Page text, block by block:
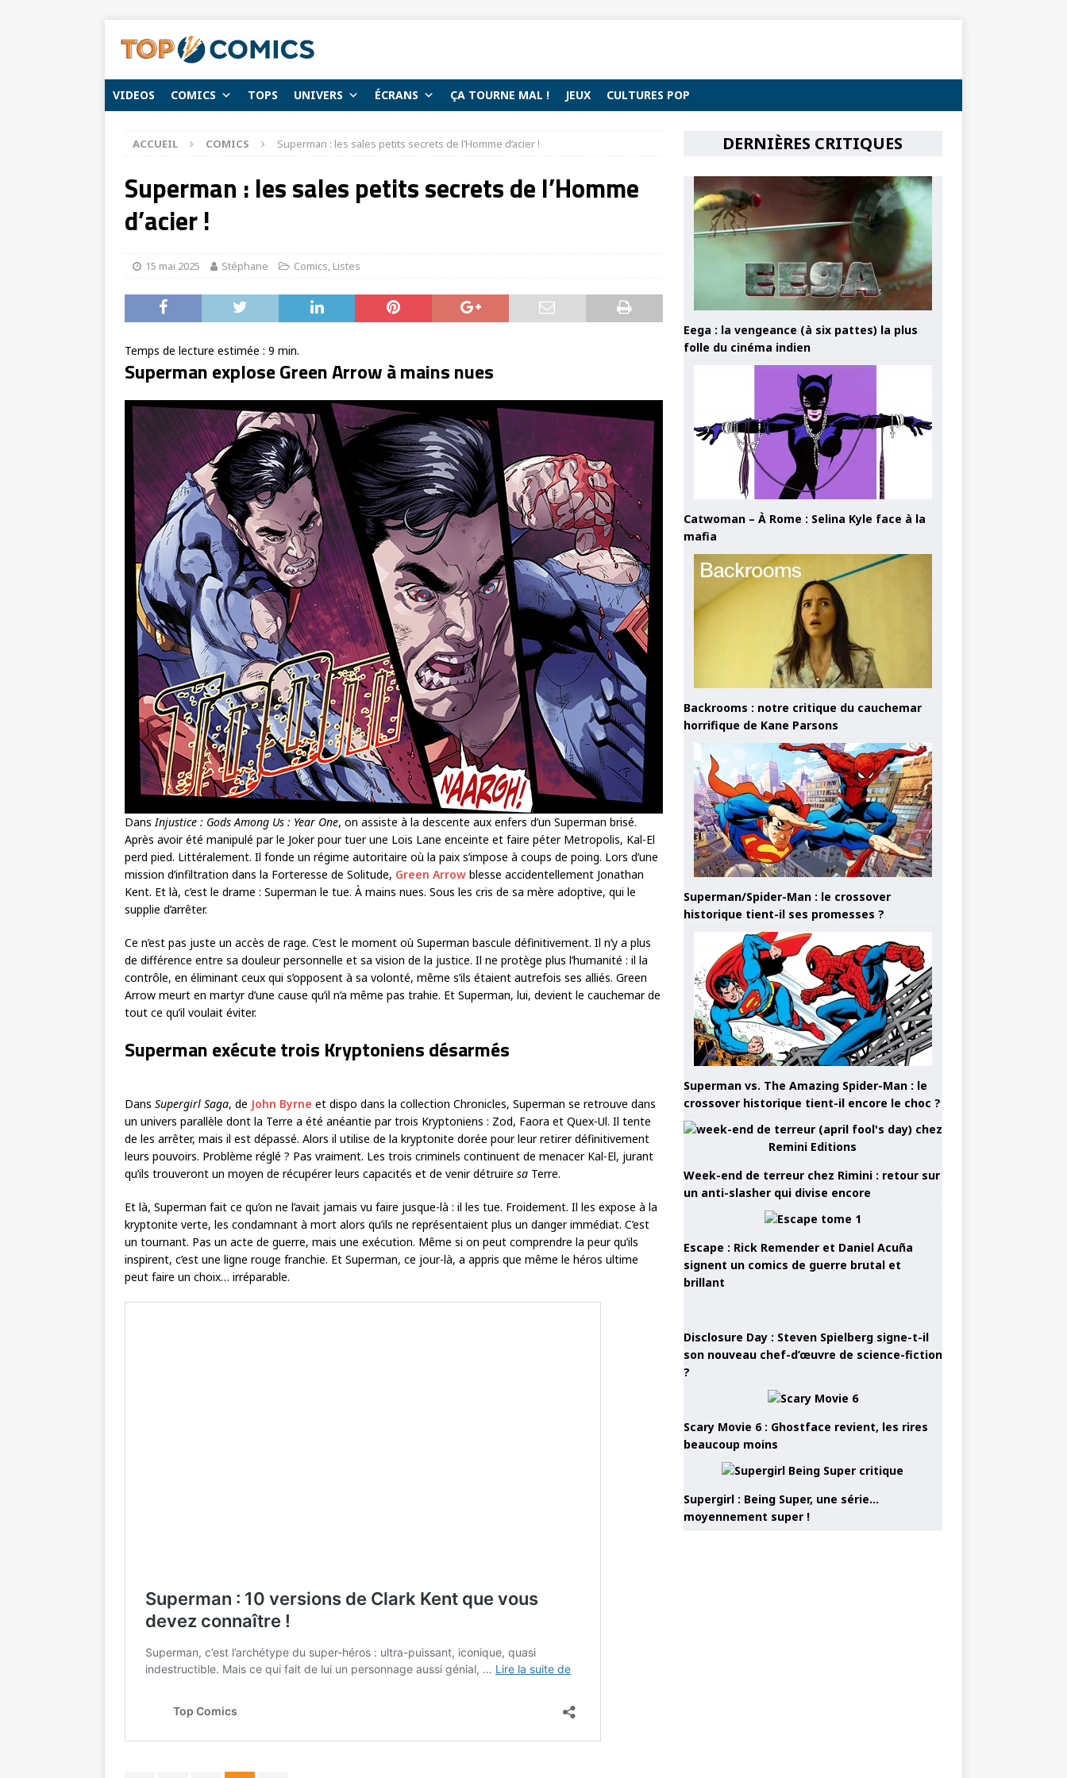
VIDEOS COMICS TOPS UNIVERS ÉCRANS ÇA TOURNE MAL ! JEUX CULTURES POP
ACCUEIL COMICS Superman : les sales petits secrets de l’Homme d’acier !
Superman : les sales petits secrets de l’Homme
d’acier !
15 mai 2025 Stéphane Comics, Listes
Temps de lecture estimée : 9 min.
Superman explose Green Arrow à mains nues
DansInjustice : Gods Among Us : Year One, on assiste à la descente aux enfers d’un Superman brisé.
Après avoir été manipulé par le Joker pour tuer une Lois Lane enceinte et faire péter Metropolis, Kal-El
perd pied. Littéralement. Il fonde un régime autoritaire où la paix s’impose à coups de poing. Lors d’une
mission d’infiltration dans la Forteresse de Solitude, Green Arrow blesse accidentellement Jonathan
Kent. Et là, c’est le drame : Superman le tue. À mains nues. Sous les cris de sa mère adoptive, qui le
supplie d’arrêter.
Ce n’est pas juste un accès de rage. C’est le moment où Superman bascule définitivement. Il n’y a plus
de différence entre sa douleur personnelle et sa vision de la justice. Il ne protège plus l’humanité : il la
contrôle, en éliminant ceux qui s’opposent à sa volonté, même s’ils étaient autrefois ses alliés. Green
Arrow meurt en martyr d’une cause qu’il n’a même pas trahie. Et Superman, lui, devient le cauchemar de
tout ce qu’il voulait éviter.
Superman exécute trois Kryptoniens désarmés
Dans Supergirl Saga, de John Byrne et dispo dans la collection Chronicles, Superman se retrouve dans
un univers parallèle dont la Terre a été anéantie par trois Kryptoniens : Zod, Faora et Quex-Ul. Il tente
de les arrêter, mais il est dépassé. Alors il utilise de la kryptonite dorée pour leur retirer définitivement
leurs pouvoirs. Problème réglé ? Pas vraiment. Les trois criminels continuent de menacer Kal-El, jurant
qu’ils trouveront un moyen de récupérer leurs capacités et de venir détruire sa Terre.
Et là, Superman fait ce qu’on ne l’avait jamais vu faire jusque-là : il les tue. Froidement. Il les expose à la
kryptonite verte, les condamnant à mort alors qu’ils ne représentaient plus un danger immédiat. C’est
un tournant. Pas un acte de guerre, mais une exécution. Même si on peut comprendre la peur qu’ils
inspirent, c’est une ligne rouge franchie. Et Superman, ce jour-là, a appris que même le héros ultime
peut faire un choix… irréparable.
DERNIÈRES CRITIQUES
Eega : la vengeance (à six pattes) la plus
folle du cinéma indien
Catwoman – À Rome : Selina Kyle face à la
mafia
Backrooms : notre critique du cauchemar
horrifique de Kane Parsons
Superman/Spider-Man : le crossover
historique tient-il ses promesses ?
Superman vs. The Amazing Spider-Man : le
crossover historique tient-il encore le choc ?
Week-end de terreur chez Rimini : retour sur
un anti-slasher qui divise encore
Escape : Rick Remender et Daniel Acuña
signent un comics de guerre brutal et
brillant
Disclosure Day : Steven Spielberg signe-t-il
son nouveau chef-d’œuvre de science-fiction
?
Scary Movie 6 : Ghostface revient, les rires
beaucoup moins
Supergirl : Being Super, une série…
moyennement super !